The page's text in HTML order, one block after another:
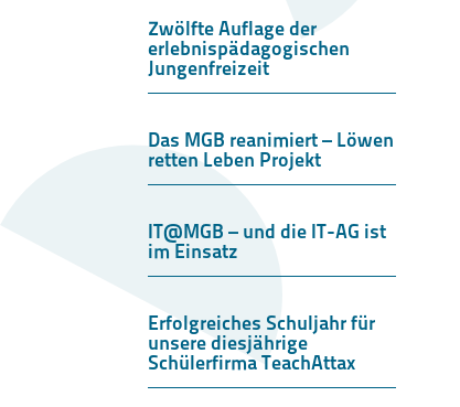
Zwölfte Auflage der
erlebnispädagogischen
Jungenfreizeit
Das MGB reanimiert – Löwen
retten Leben Projekt
IT@MGB – und die IT-AG ist
im Einsatz
Erfolgreiches Schuljahr für
unsere diesjährige
Schülerfirma TeachAttax